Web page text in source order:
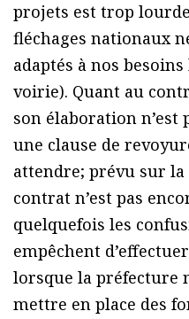
projets est trop
fléchages nationaux
adaptés à nos
voirie). Quant au
son élaboration n’est
une clause de
attendre; prévu sur la
contrat n’est pas
quelquefois les
empêchent
lorsque la préfecture
mettre en place des